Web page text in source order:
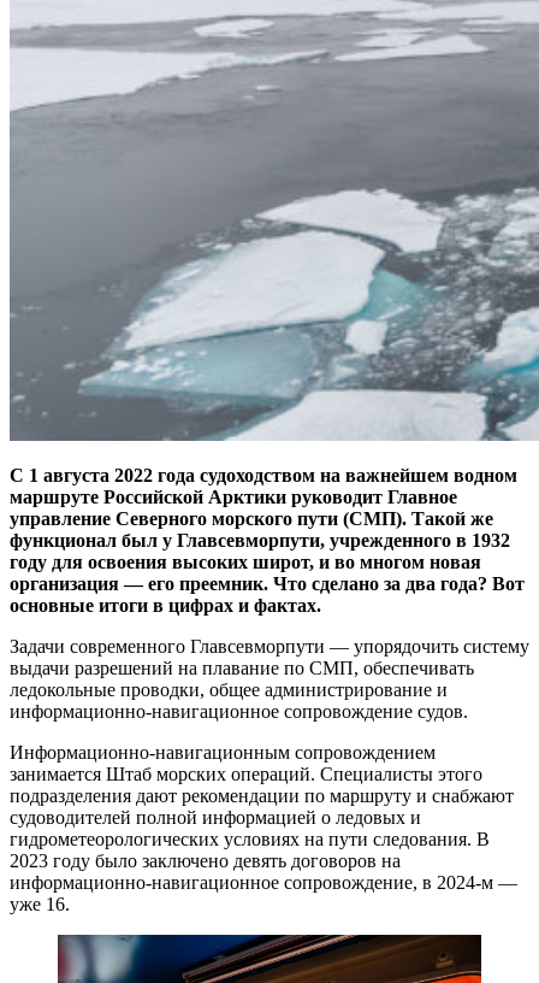
С 1 августа 2022 года судоходством на важнейшем водном
маршруте Российской Арктики руководит Главное
управление Северного морского пути (СМП). Такой же
функционал был у Главсевморпути, учрежденного в 1932
году для освоения высоких широт, и во многом новая
организация — его преемник. Что сделано за два года? Вот
основные итоги в цифрах и фактах.
Задачи современного Главсевморпути — ​упорядочить систему
выдачи разрешений на плавание по СМП, обеспечивать
ледокольные проводки, общее администрирование и
информационно-­навигационное сопровождение судов.
Информационно-­навигационным сопровождением
занимается Штаб морских операций. Специалисты этого
подразделения дают рекомендации по маршруту и снабжают
судоводителей полной информацией о ледовых и
гидрометеорологических условиях на пути следования. В
2023 году было заключено девять договоров на
информационно-­навигационное сопровождение, в 2024‑м — ​
уже 16.